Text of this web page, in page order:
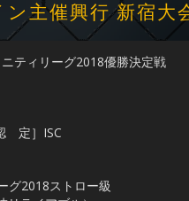
主催興行 新宿大
ティリーグ2018優勝決定戦
定］ISC
グ2018ストロー級